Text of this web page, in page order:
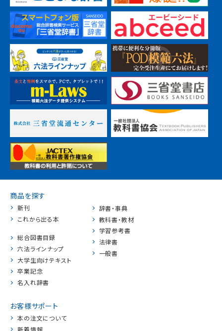
商品を探す
新刊
これから出る本
総合図書目録
六法ラインナップ
大学生向けテキスト
卒業記念
名入れ辞書
辞書・事典
教科書・教材
学習参考書
法律書
一般書
お客様サポート
本の注文について
新着情報